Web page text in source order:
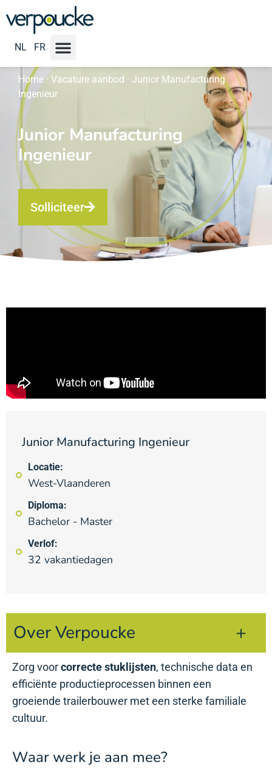
NL FR
Home· Vacature aanbod · Junior Manufacturing
Ingenieur
Junior Manufacturing
Ingenieur
Solliciteer
Junior Manufacturing Ingenieur
Locatie:
West-Vlaanderen
Diploma:
Bachelor - Master
Verlof:
32 vakantiedagen
Over Verpoucke
Zorg voor correcte stuklijsten, technische data en
efficiënte productieprocessen binnen een
groeiende trailerbouwer met een sterke familiale
cultuur.
Waar werk je aan mee?